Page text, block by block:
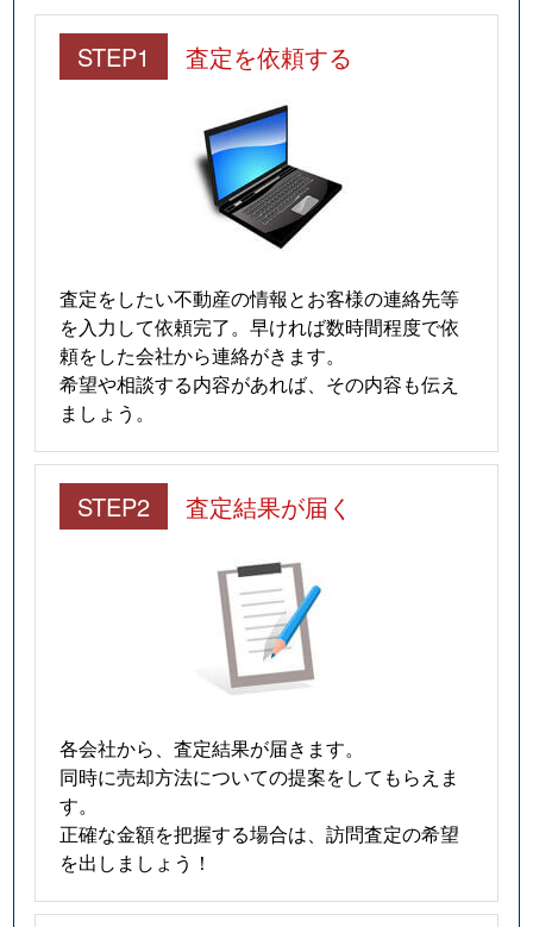
STEP1 査定を依頼する
査定をしたい不動産の情報とお客様の連絡先等
を入力して依頼完了。早ければ数時間程度で依
頼をした会社から連絡がきます。
希望や相談する内容があれば、その内容も伝え
ましょう。
STEP2 査定結果が届く
各会社から、査定結果が届きます。
同時に売却方法についての提案をしてもらえま
す。
正確な金額を把握する場合は、訪問査定の希望
を出しましょう！